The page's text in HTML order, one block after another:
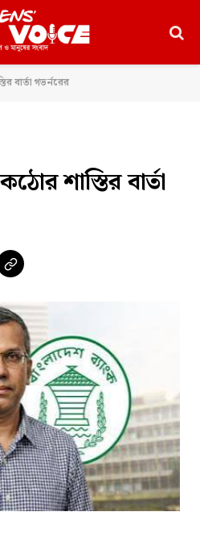
বার্তা গভর্নরের
শাস্তির বার্তা